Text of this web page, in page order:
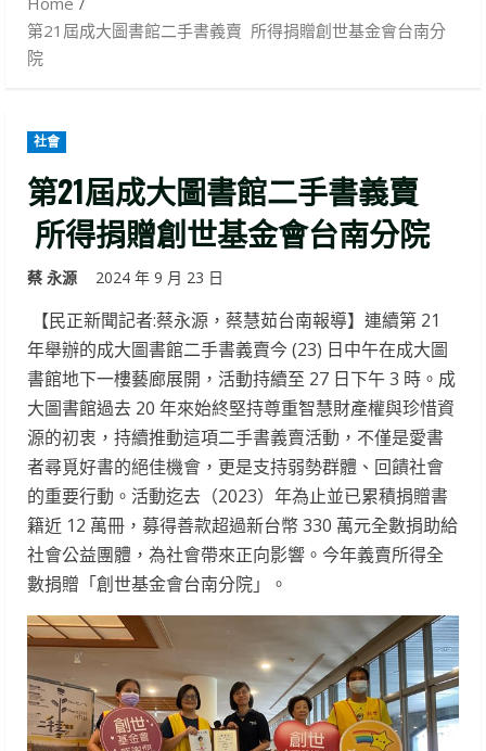
第21屆成大圖書館二手書義賣 所得捐贈創世基金會台南分
院
社會
第21屆成大圖書館二手書義賣
所得捐贈創世基金會台南分院
蔡 永源 2024 年 9 月 23 日
【民正新聞記者:蔡永源，蔡慧茹台南報導】連續第 21
年舉辦的成大圖書館二手書義賣今 (23) 日中午在成大圖
書館地下一樓藝廊展開，活動持續至 27 日下午 3 時。成
大圖書館過去 20 年來始終堅持尊重智慧財產權與珍惜資
源的初衷，持續推動這項二手書義賣活動，不僅是愛書
者尋覓好書的絕佳機會，更是支持弱勢群體、回饋社會
的重要行動。活動迄去（2023）年為止並已累積捐贈書
籍近 12 萬冊，募得善款超過新台幣 330 萬元全數捐助給
社會公益團體，為社會帶來正向影響。今年義賣所得全
數捐贈「創世基金會台南分院」。